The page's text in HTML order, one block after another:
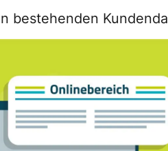
bestehenden